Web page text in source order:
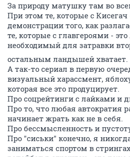
За природу матушку там во
При этом те, которые с
демонстрации того, как
те, которые с главгероями -
необходимый для затравки
остальным ландышей хватает.
А так-то сериал в первую
визуальный харассмент,
которая все это продуцирует.
Про соцрейтинги с лайками и
Про то, что любая автократия
начинает жрать как не в себя.
Про бессмысленность и
Про "сиськи" конечно, я
заниматься спортом в